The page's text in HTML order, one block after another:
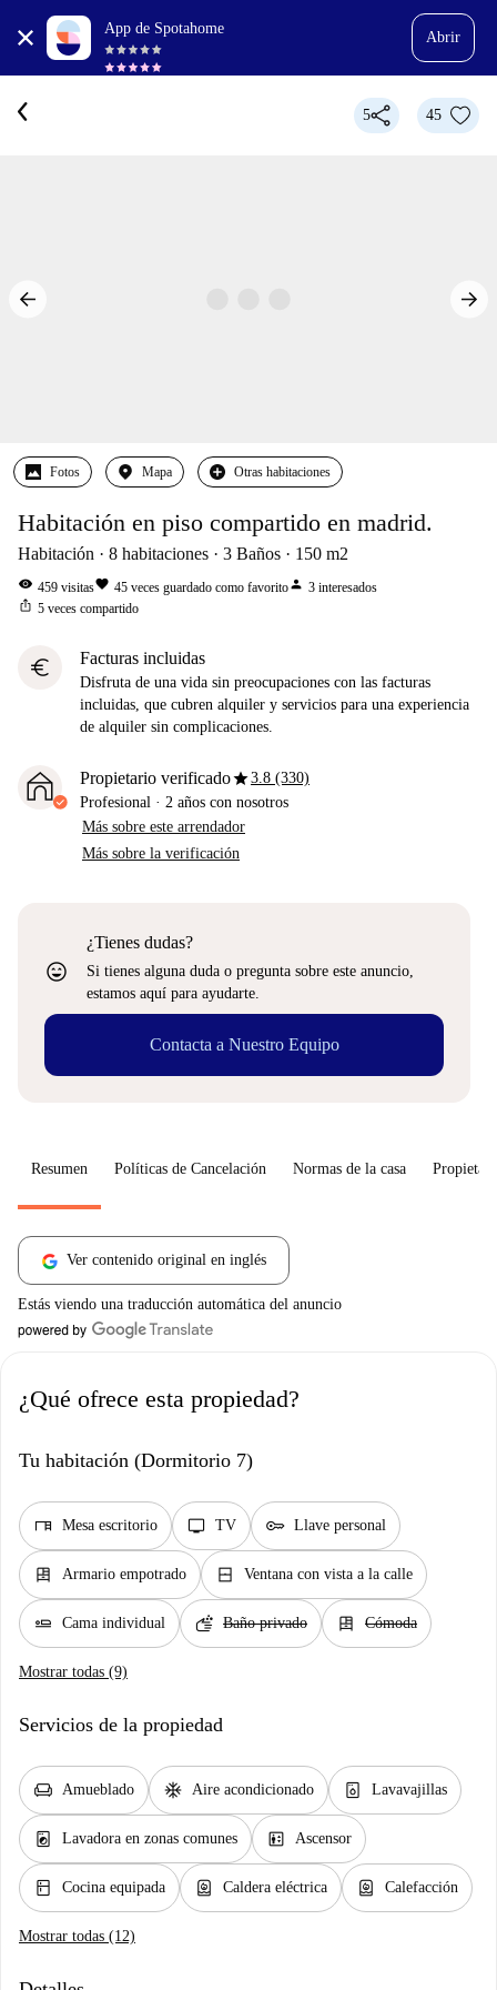
App de Spotahome
Abrir
5 45
Fotos Mapa Otras habitaciones
Habitación en piso compartido en madrid.
Habitación 8 habitaciones 3 Baños 150 m2
visibility 459 visitasfavorite 45 veces guardado como favoritoperson 3 interesados
ios_share 5 veces compartido
euro Facturas incluidas
Disfruta de una vida sin preocupaciones con las facturas
incluidas, que cubren alquiler y servicios para una experiencia
de alquiler sin complicaciones.
Propietario verificadostar3.8 (330)
Profesional · 2 años con nosotros
Más sobre este arrendador
Más sobre la verificación
sentiment_very_satisfied
¿Tienes dudas?
Si tienes alguna duda o pregunta sobre este anuncio,
estamos aquí para ayudarte.
Contacta a Nuestro Equipo
Resumen Políticas de Cancelación Normas de la casa
Ver contenido original en inglés
Estás viendo una traducción automática del anuncio
¿Qué ofrece esta propiedad?
Tu habitación (Dormitorio 7)
desk Mesa escritorio tv TV key Llave personal
dresser Armario empotrado window_closed Ventana con vista a la calle
airline_seat_flat Cama individual soap Baño privado dresser Cómoda
Mostrar todas (9)
Servicios de la propiedad
chair Amueblado ac_unit Aire acondicionado dishwasher_gen Lavavajillas
local_laundry_service Lavadora en zonas comunes elevator Ascensor
kitchen Cocina equipada water_heater Caldera eléctrica water_heater Calefacción
Mostrar todas (12)